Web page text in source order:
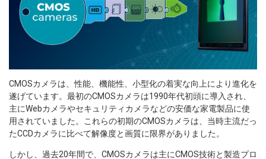
CMOSカメラは、性能、機能性、小型化の着実な向上により進化を
遂げています。最初のCMOSカメラは1990年代初頭に導入され、
主にWebカメラやセキュリティカメラなどの安価な家電製品に使
用されていました。これらの初期のCMOSカメラは、当時主流だっ
たCCDカメラに比べて解像度と画質に限界がありました。
しかし、過去20年間で、CMOSカメラは主にCMOS技術と製造プロ